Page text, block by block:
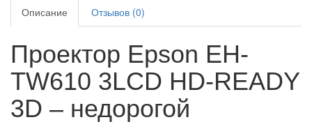
Описание Отзывов (0)
Проектор Epson EH-
TW610 3LCD HD-READY
3D – недорогой